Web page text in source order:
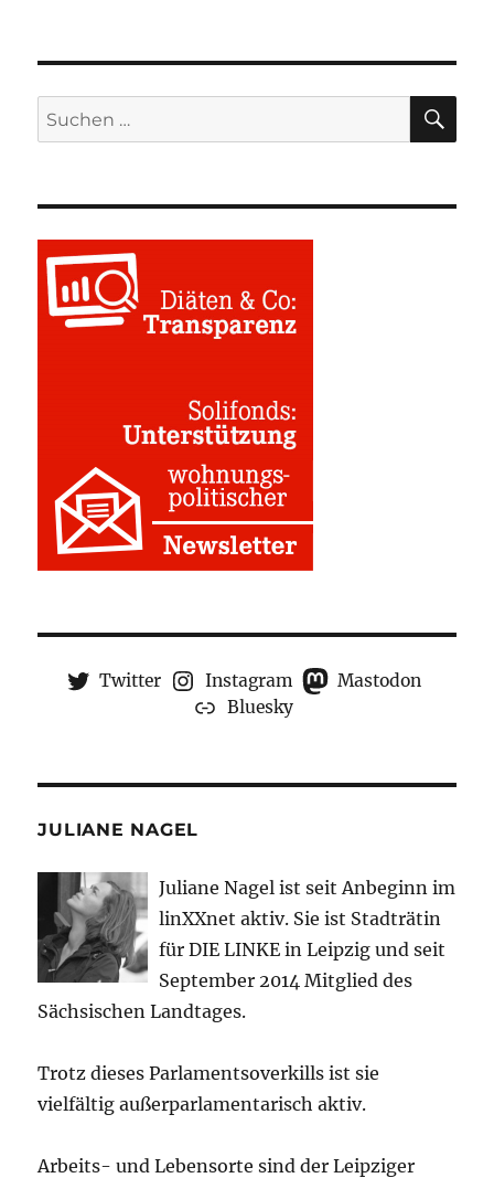
Suchen
nach:
Twitter Instagram
Mastodon
Bluesky
JULIANE NAGEL
Juliane Nagel ist seit Anbeginn im
linXXnet aktiv. Sie ist Stadträtin
für DIE LINKE in Leipzig und seit
September 2014 Mitglied des
Sächsischen Landtages.
Trotz dieses Parlamentsoverkills ist sie
vielfältig außerparlamentarisch aktiv.
Arbeits- und Lebensorte sind der Leipziger